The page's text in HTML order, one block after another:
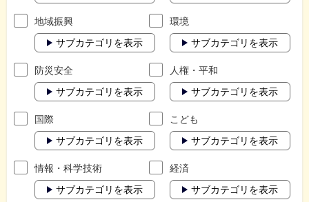
地域振興
サブカテゴリを表示
環境
サブカテゴリを表示
防災安全
サブカテゴリを表示
人権・平和
サブカテゴリを表示
国際
サブカテゴリを表示
こども
サブカテゴリを表示
情報・科学技術
サブカテゴリを表示
経済
サブカテゴリを表示